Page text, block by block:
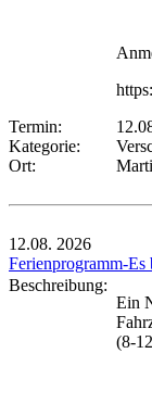
Termin:
Kategorie:
Ort:
12.08. 2026
Ferienprogramm-Es
Beschreibung:
Ein
(8-